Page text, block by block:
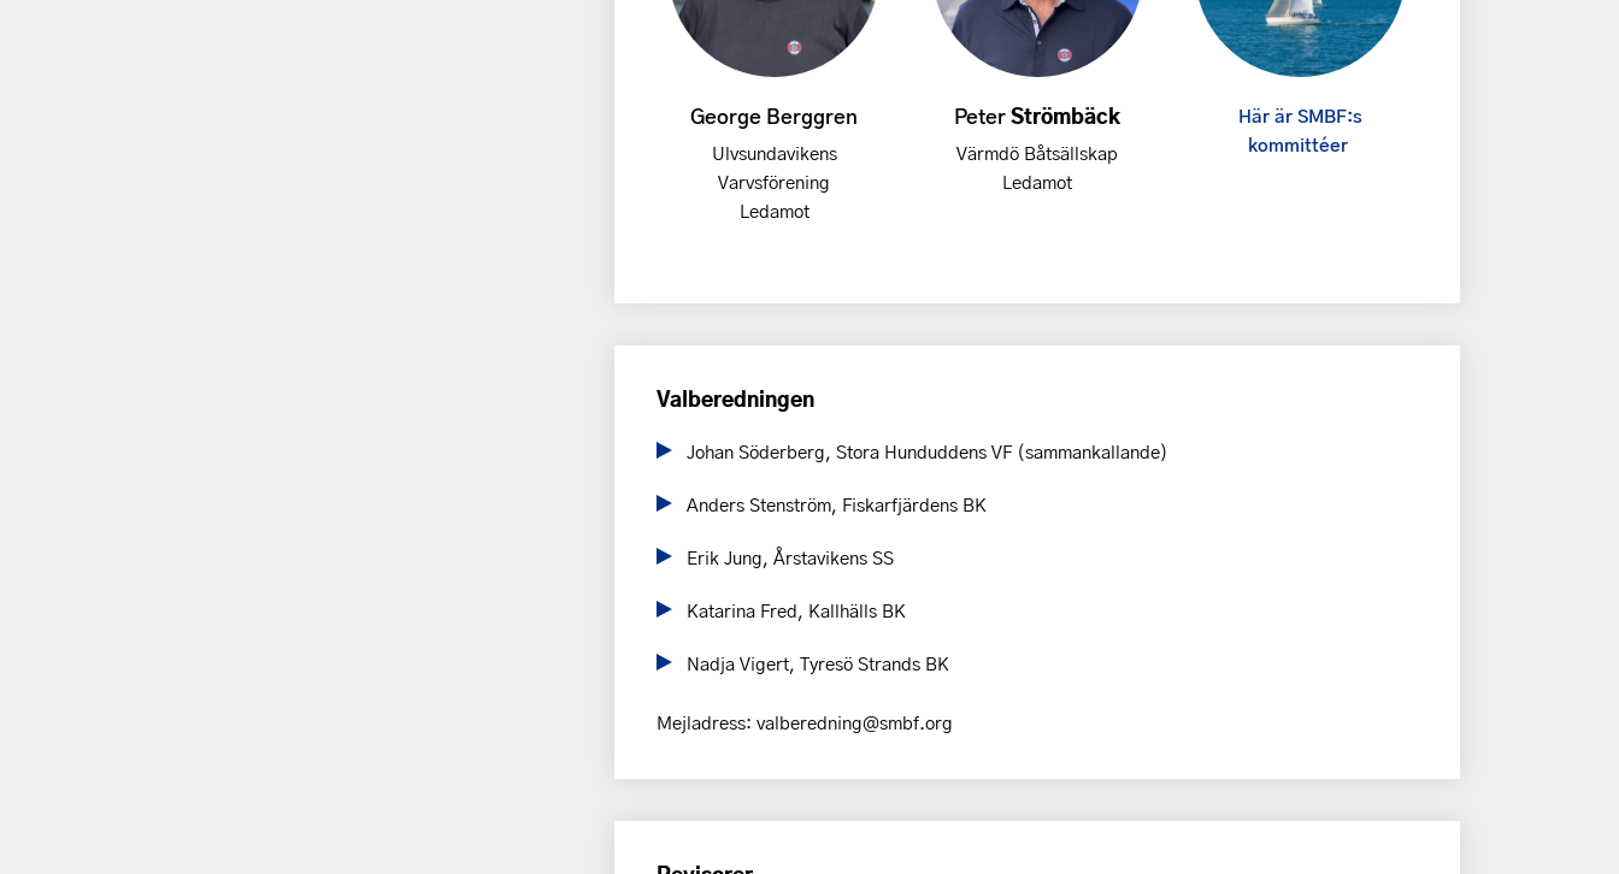
George Berggren
Ulvsundavikens
Varvsförening
Ledamot
Peter Strömbäck
Värmdö Båtsällskap
Ledamot
Här är SMBF:s
kommittéer
Valberedningen
Johan Söderberg, Stora Hunduddens VF (sammankallande)
Anders Stenström, Fiskarfjärdens BK
Erik Jung, Årstavikens SS
Katarina Fred, Kallhälls BK
Nadja Vigert, Tyresö Strands BK
Mejladress: valberedning@smbf.org